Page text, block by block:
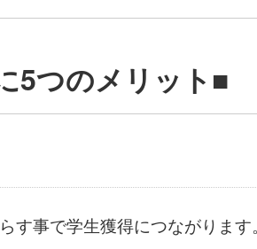
5つのメリット■
す事で学生獲得につながります